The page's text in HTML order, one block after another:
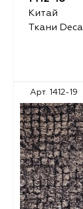
Китай
Ткани
Арт. 1412-19